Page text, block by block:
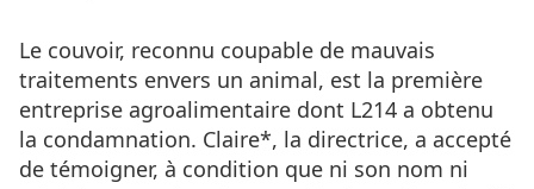
Le couvoir, reconnu coupable de mauvais
traitements envers un animal, est la première
entreprise agroalimentaire dont L214 a obtenu
la condamnation. Claire*, la directrice, a accepté
de témoigner, à condition que ni son nom ni